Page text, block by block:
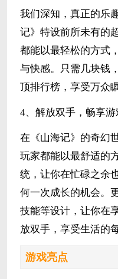
我们深知，真正的乐
记》特设前所未有的
都能以最轻松的方式
与快感。只需几块钱
顶排行榜，享受万众
4、解放双手，畅享游
在《山海记》的奇幻
玩家都能以最舒适的
统，让你在忙碌之余
何一次成长的机会。
技能等设计，让你在
放双手，享受生活的
游戏亮点